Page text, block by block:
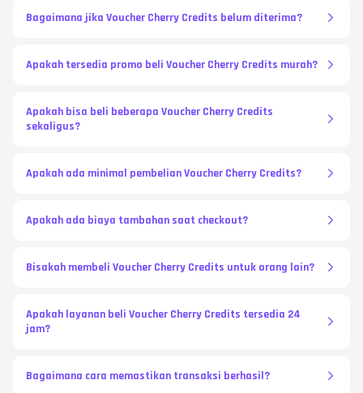
Bagaimana jika Voucher Cherry Credits belum diterima?
Apakah tersedia promo beli Voucher Cherry Credits murah?
Apakah bisa beli beberapa Voucher Cherry Credits
sekaligus?
Apakah ada minimal pembelian Voucher Cherry Credits?
Apakah ada biaya tambahan saat checkout?
Bisakah membeli Voucher Cherry Credits untuk orang lain?
Apakah layanan beli Voucher Cherry Credits tersedia 24
jam?
Bagaimana cara memastikan transaksi berhasil?